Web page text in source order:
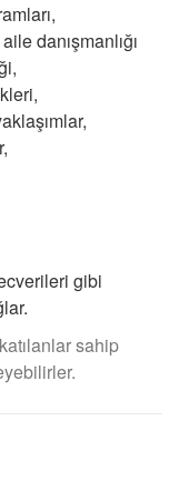
danışmanlığı
gibi
sahip